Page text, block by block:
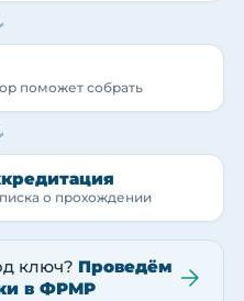
поможет собрать
о прохождении
ключ? Проведём
в ФРМР